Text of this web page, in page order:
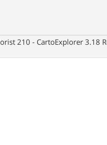
210 - CartoExplorer 3.18